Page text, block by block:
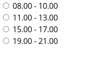
08.00 - 10.00
11.00 - 13.00
15.00 - 17.00
19.00 - 21.00